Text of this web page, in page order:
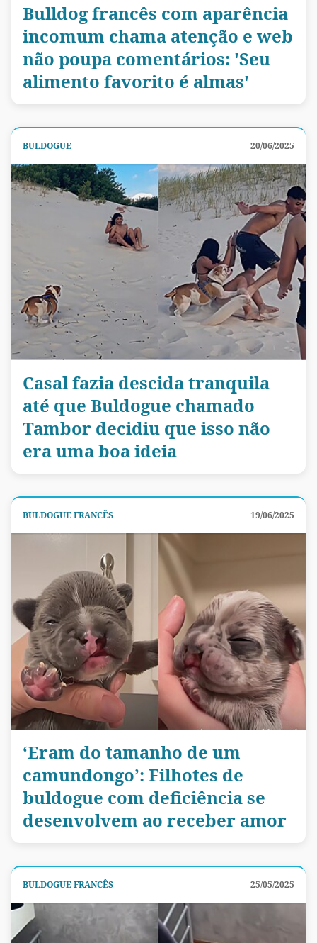
Bulldog francês com aparência
incomum chama atenção e web
não poupa comentários: 'Seu
alimento favorito é almas'
BULDOGUE 20/06/2025
Casal fazia descida tranquila
até que Buldogue chamado
Tambor decidiu que isso não
era uma boa ideia
BULDOGUE FRANCÊS 19/06/2025
‘Eram do tamanho de um
camundongo’: Filhotes de
buldogue com deficiência se
desenvolvem ao receber amor
BULDOGUE FRANCÊS 25/05/2025